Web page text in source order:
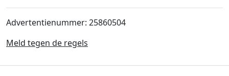
Advertentienummer: 25860504
Meld tegen de regels